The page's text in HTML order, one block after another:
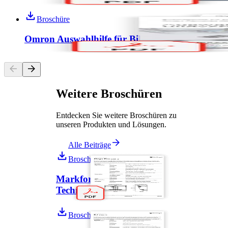
Broschüre
Omron Auswahlhilfe für
Weitere Broschüren
Entdecken Sie weitere Broschüren zu
unseren Produkten und Lösungen.
Alle Beiträge
Broschüre
Markforged Onyx Pro:
Technisches Datenblatt
Broschüre